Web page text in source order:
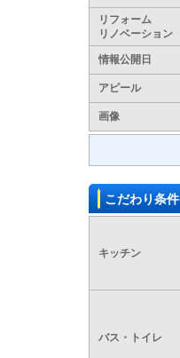
リフォーム
リノベーション
情報公開日
アピール
画像
こだわり条件
キッチン
バス・トイレ